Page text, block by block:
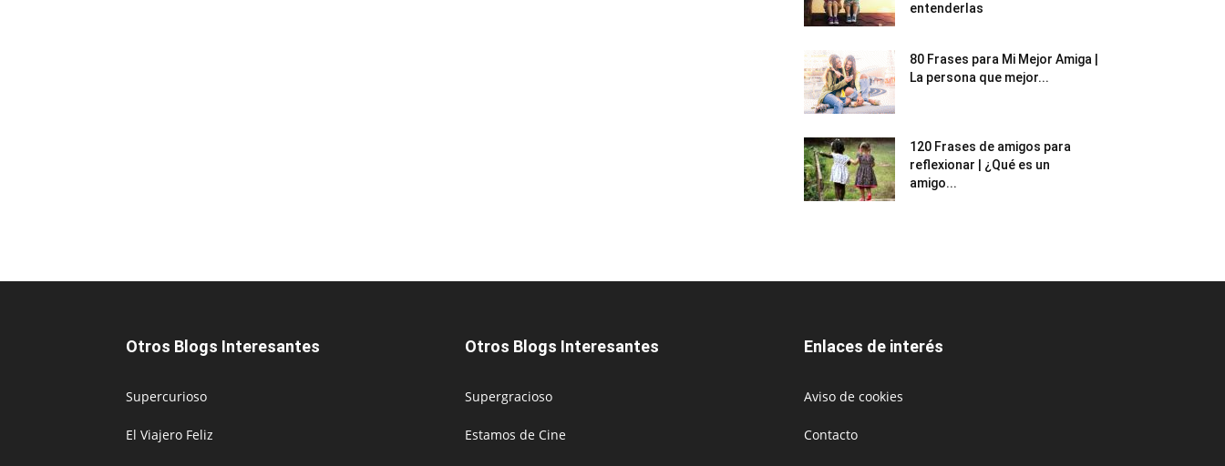
entenderlas
80 Frases para Mi Mejor Amiga |
La persona que mejor...
120 Frases de amigos para
reflexionar | ¿Qué es un
amigo...
Otros Blogs Interesantes
Supercurioso
El Viajero Feliz
Otros Blogs Interesantes
Supergracioso
Estamos de Cine
Enlaces de interés
Aviso de cookies
Contacto